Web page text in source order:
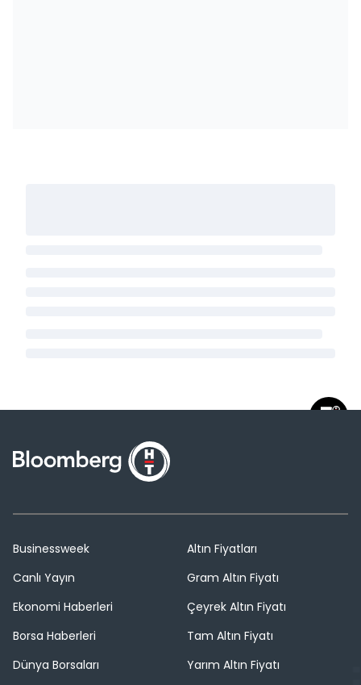
Businessweek
Canlı Yayın
Ekonomi Haberleri
Borsa Haberleri
Dünya Borsaları
Altın Fiyatları
Gram Altın Fiyatı
Çeyrek Altın Fiyatı
Tam Altın Fiyatı
Yarım Altın Fiyatı